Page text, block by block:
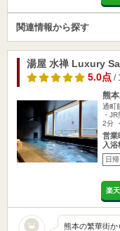
関連情報から探す
湯屋 水禅 Luxury
5.0点/
熊
通町
・
2分
営業
入浴
日帰
楽
熊本の繁華街